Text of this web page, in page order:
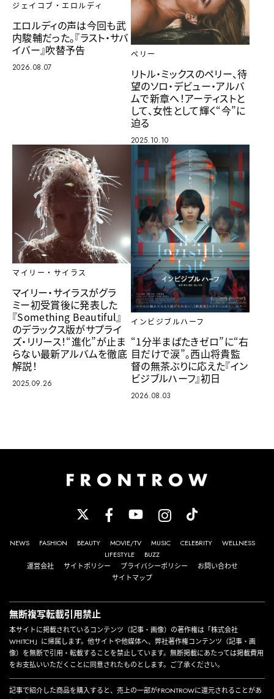
ジェイコブ・エロルディ
エロルディの声は今回も武
内駿輔だった。『ラスト・サバ
イバー』吹替予告
2026.08.07
ペリー
リトル・ミックスのペリー、待
望のソロ・デビュー・アルバ
ムで新章へ！アーティストと
して、女性として輝く“今”に
迫る
2025.10.10
マイリー・サイラス
マイリー・サイラスがグラ
ミー初受賞後に発表した
『Something Beautiful』
のデラックス版がサプライ
ズ・リリース！“進化”が止ま
らない最新アルバムを徹底
解説！
2025.09.26
インビジブルハーフ
“1分半まばたきゼロ”に“右
目だけで涙”。西山将貴監
督の無茶ぶりに応えた『イン
ビジブルハーフ』初日
2026.08.03
NEWS FASHION BEAUTY MOVIE/TV MUSIC CELEBRITY
WELLNESS
LIFESTYLE
BUZZ
運営会社
サイトポリシー プライバシーポリシー
お問い合わせ
サイトマップ
無断複写転載引用禁止
本サイトに掲載されているコンテンツ（記事・画像）の著作権は「株式会社
WHITCH」に帰属します。他サイトや他媒体へ、弊社著作権コンテンツ（記事・画
像）を無断で引用・転載することを禁止しています。無断掲載にあたっては掲載費用
をお支払いいただくことに同意されたものとします。ご了承ください。
記事で紹介した商品を購入すると、売上の一部がFRONTROWに還元されることがあ